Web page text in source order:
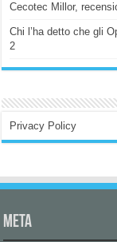
Cecotec Millor,
Chi l’ha detto che gli
2
Privacy Policy
Meta